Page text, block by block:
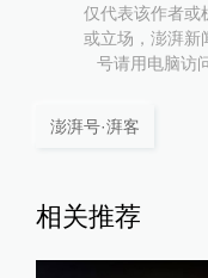
仅代表该作者或
或立场，澎湃新
号请用电脑访
澎湃号·湃客
相关推荐